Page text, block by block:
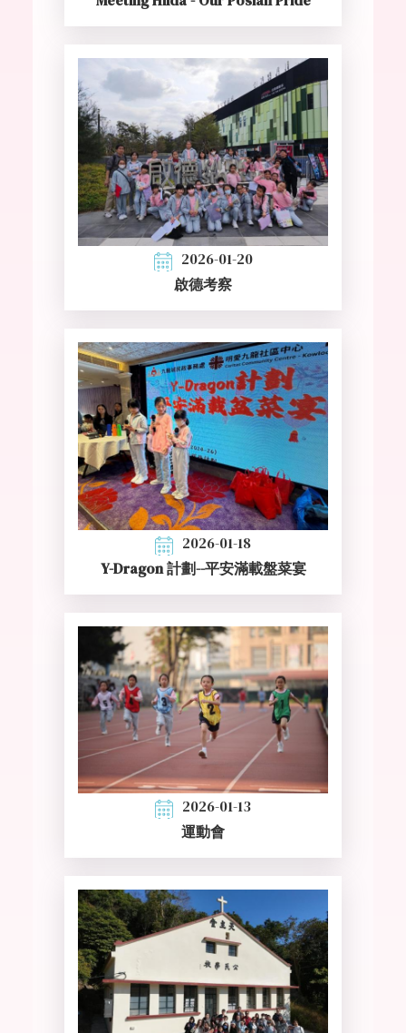
2026-01-20
啟德考察
2026-01-18
Y-Dragon 計劃--平安滿載盤菜宴
2026-01-13
運動會